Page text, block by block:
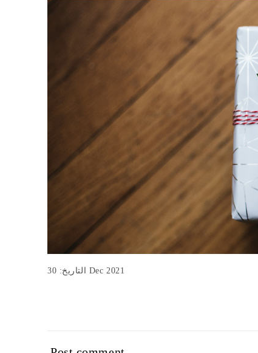
التاريخ: 30 Dec 2021